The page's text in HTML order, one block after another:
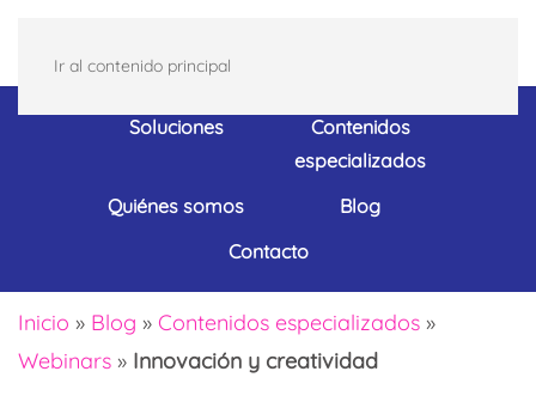
Ir al contenido principal
Soluciones
Contenidos
especializados
Quiénes somos
Blog
Contacto
Inicio » Blog » Contenidos especializados »
Webinars » Innovación y creatividad